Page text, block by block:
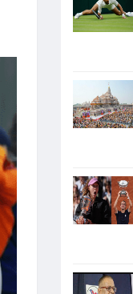
गुकेश